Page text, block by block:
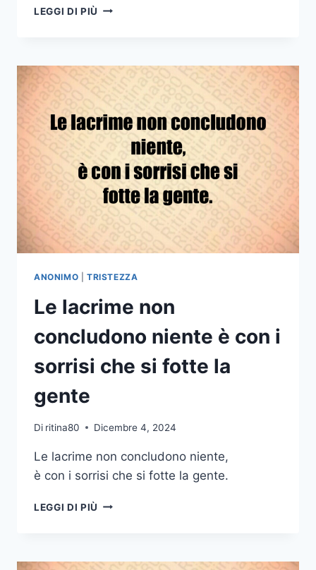
LEGGI DI PIÙ SOFFRIRE
NON
ATTACCARE
TRISTEZZA
CIRCONDA
È
UN
TIPO
DI
ANONIMO TRISTEZZA
Le lacrime non
concludono niente è con i
sorrisi che si fotte la
gente
Di ritina80 Dicembre 4, 2024
Le lacrime non concludono niente,
è con i sorrisi che si fotte la gente.
LEGGI DI PIÙ LE
NIENTE